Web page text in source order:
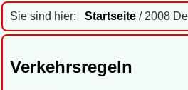
Sie sind hier: Startseite / 2008
Verkehrsregeln